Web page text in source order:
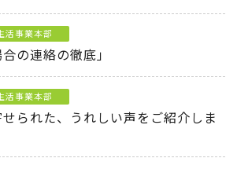
活事業本部
の連絡の徹底」
活事業本部
られた、うれしい声をご紹介しま